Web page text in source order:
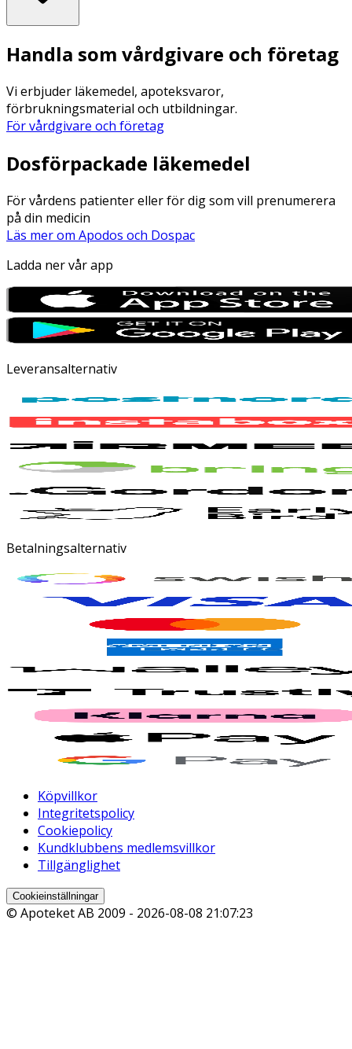
Handla som vårdgivare och företag
Vi erbjuder läkemedel, apoteksvaror,
förbrukningsmaterial och utbildningar.
För vårdgivare och företag
Dosförpackade läkemedel
För vårdens patienter eller för dig som vill prenumerera
på din medicin
Läs mer om Apodos och Dospac
Ladda ner vår app
Leveransalternativ
Betalningsalternativ
Köpvillkor
Integritetspolicy
Cookiepolicy
Kundklubbens medlemsvillkor
Tillgänglighet
Cookieinställningar
© Apoteket AB 2009 - 2026-08-08 21:07:23